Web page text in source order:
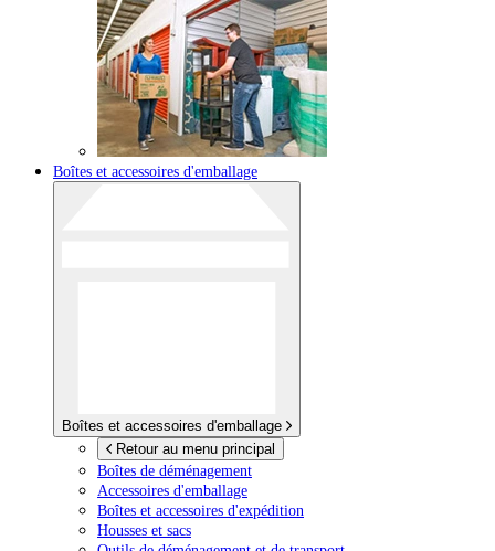
Boîtes et accessoires d'emballage
Boîtes et accessoires d'emballage
Retour au menu principal
Boîtes de déménagement
Accessoires d'emballage
Boîtes et accessoires d'expédition
Housses et sacs